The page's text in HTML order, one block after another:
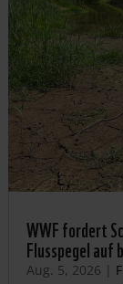
WWF fordert
Flusspegel
Aug. 5, 2026 |